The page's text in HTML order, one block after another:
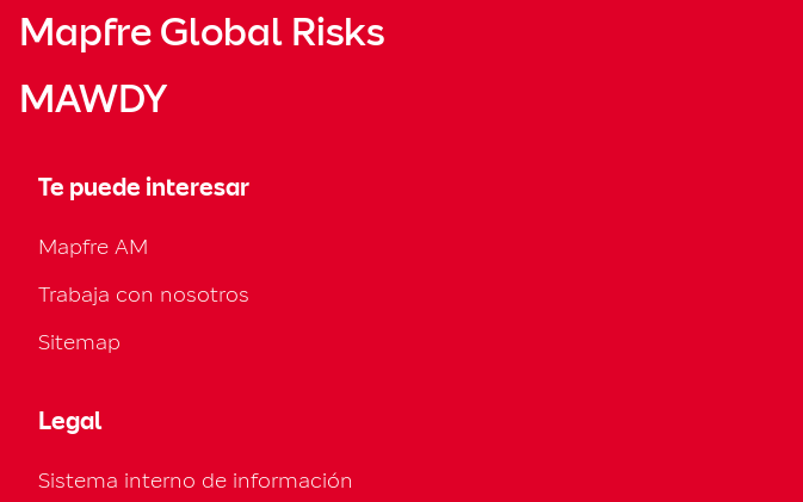
Mapfre Global Risks
MAWDY
Te puede interesar
Mapfre AM
Trabaja con nosotros
Sitemap
Legal
Sistema interno de información